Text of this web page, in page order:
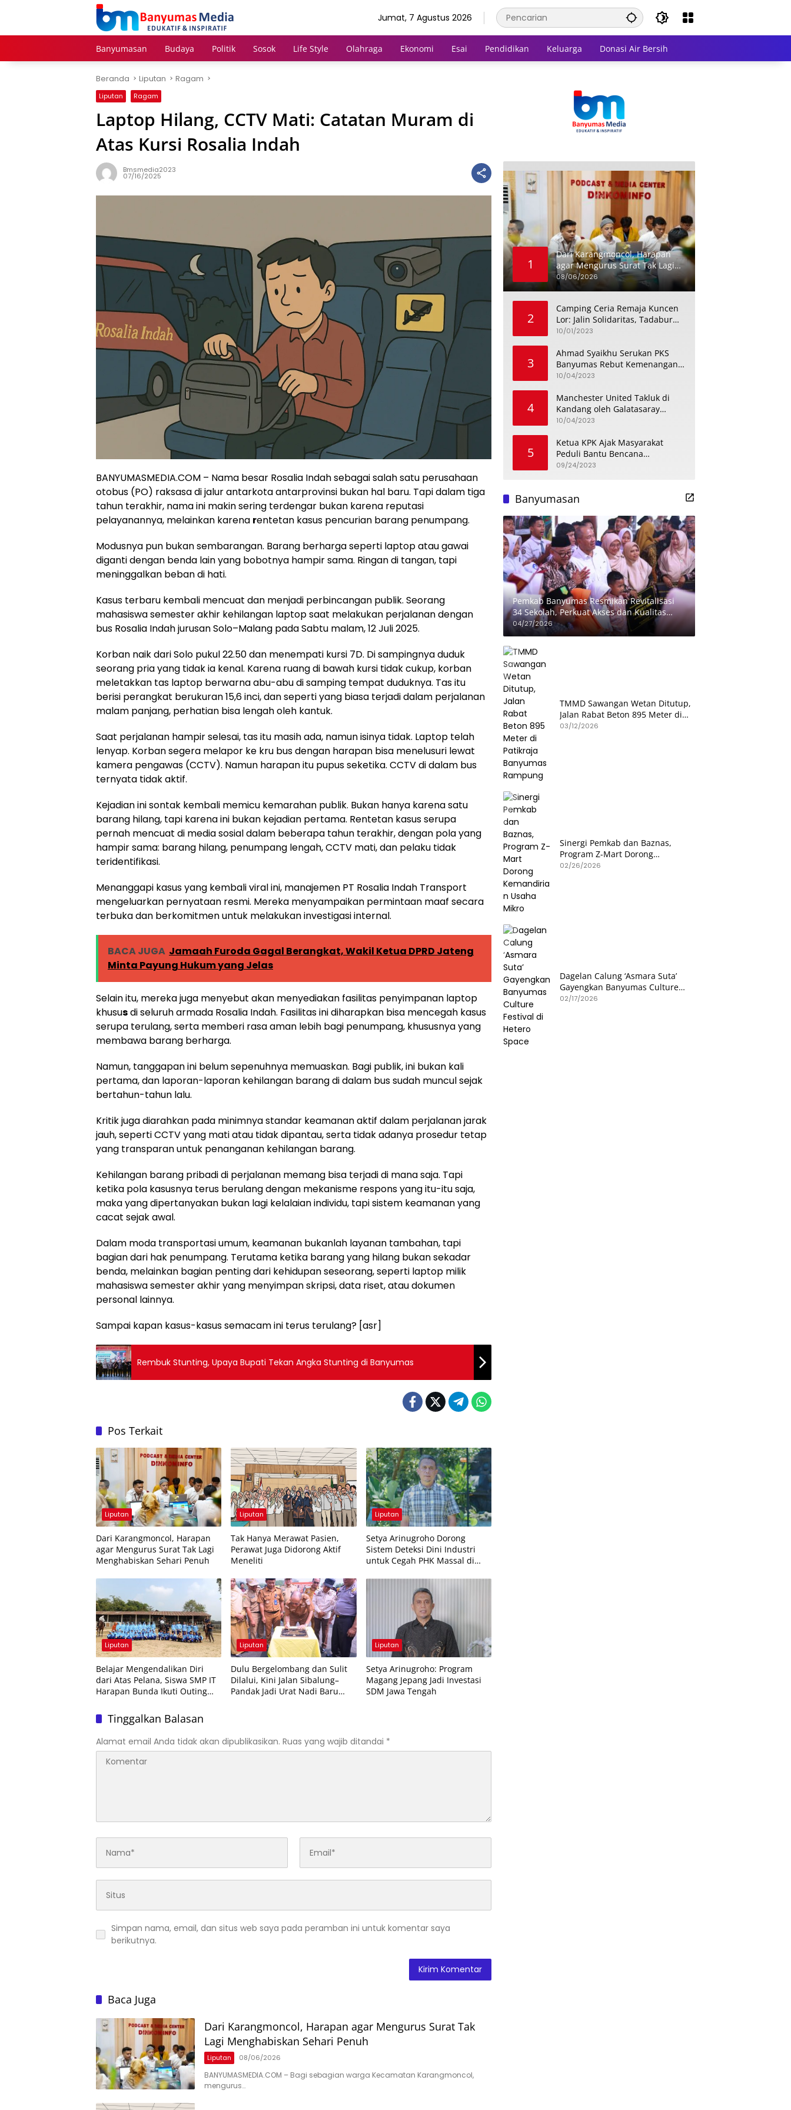
Jumat, 7 Agustus 2026
Banyumasan Budaya Politik Sosok Life Style Olahraga Ekonomi Esai Pendidikan Keluarga Donasi Air Bersih
Beranda Liputan Ragam
Liputan Ragam
Laptop Hilang, CCTV Mati: Catatan Muram di
Atas Kursi Rosalia Indah
Bmsmedia2023
07/16/2025
BANYUMASMEDIA.COM – Nama besar Rosalia Indah sebagai salah satu perusahaan
otobus (PO) raksasa di jalur antarkota antarprovinsi bukan hal baru. Tapi dalam tiga
tahun terakhir, nama ini makin sering terdengar bukan karena reputasi
pelayanannya, melainkan karena rentetan kasus pencurian barang penumpang.
Modusnya pun bukan sembarangan. Barang berharga seperti laptop atau gawai
diganti dengan benda lain yang bobotnya hampir sama. Ringan di tangan, tapi
meninggalkan beban di hati.
Kasus terbaru kembali mencuat dan menjadi perbincangan publik. Seorang
mahasiswa semester akhir kehilangan laptop saat melakukan perjalanan dengan
bus Rosalia Indah jurusan Solo–Malang pada Sabtu malam, 12 Juli 2025.
Korban naik dari Solo pukul 22.50 dan menempati kursi 7D. Di sampingnya duduk
seorang pria yang tidak ia kenal. Karena ruang di bawah kursi tidak cukup, korban
meletakkan tas laptop berwarna abu-abu di samping tempat duduknya. Tas itu
berisi perangkat berukuran 15,6 inci, dan seperti yang biasa terjadi dalam perjalanan
malam panjang, perhatian bisa lengah oleh kantuk.
Saat perjalanan hampir selesai, tas itu masih ada, namun isinya tidak. Laptop telah
lenyap. Korban segera melapor ke kru bus dengan harapan bisa menelusuri lewat
kamera pengawas (CCTV). Namun harapan itu pupus seketika. CCTV di dalam bus
ternyata tidak aktif.
Kejadian ini sontak kembali memicu kemarahan publik. Bukan hanya karena satu
barang hilang, tapi karena ini bukan kejadian pertama. Rentetan kasus serupa
pernah mencuat di media sosial dalam beberapa tahun terakhir, dengan pola yang
hampir sama: barang hilang, penumpang lengah, CCTV mati, dan pelaku tidak
teridentifikasi.
Menanggapi kasus yang kembali viral ini, manajemen PT Rosalia Indah Transport
mengeluarkan pernyataan resmi. Mereka menyampaikan permintaan maaf secara
terbuka dan berkomitmen untuk melakukan investigasi internal.
BACA JUGA Jamaah Furoda Gagal Berangkat, Wakil Ketua DPRD Jateng
Minta Payung Hukum yang Jelas
Selain itu, mereka juga menyebut akan menyediakan fasilitas penyimpanan laptop
khususdi seluruh armada Rosalia Indah. Fasilitas ini diharapkan bisa mencegah kasus
serupa terulang, serta memberi rasa aman lebih bagi penumpang, khususnya yang
membawa barang berharga.
Namun, tanggapan ini belum sepenuhnya memuaskan. Bagi publik, ini bukan kali
pertama, dan laporan-laporan kehilangan barang di dalam bus sudah muncul sejak
bertahun-tahun lalu.
Kritik juga diarahkan pada minimnya standar keamanan aktif dalam perjalanan jarak
jauh, seperti CCTV yang mati atau tidak dipantau, serta tidak adanya prosedur tetap
yang transparan untuk penanganan kehilangan barang.
Kehilangan barang pribadi di perjalanan memang bisa terjadi di mana saja. Tapi
ketika pola kasusnya terus berulang dengan mekanisme respons yang itu-itu saja,
maka yang dipertanyakan bukan lagi kelalaian individu, tapi sistem keamanan yang
cacat sejak awal.
Dalam moda transportasi umum, keamanan bukanlah layanan tambahan, tapi
bagian dari hak penumpang. Terutama ketika barang yang hilang bukan sekadar
benda, melainkan bagian penting dari kehidupan seseorang, seperti laptop milik
mahasiswa semester akhir yang menyimpan skripsi, data riset, atau dokumen
personal lainnya.
Sampai kapan kasus-kasus semacam ini terus terulang? [asr]
Rembuk Stunting, Upaya Bupati Tekan Angka Stunting di Banyumas
Pos Terkait
Liputan
Dari Karangmoncol, Harapan
agar Mengurus Surat Tak Lagi
Menghabiskan Sehari Penuh
Liputan
Tak Hanya Merawat Pasien,
Perawat Juga Didorong Aktif
Meneliti
Liputan
Setya Arinugroho Dorong
Sistem Deteksi Dini Industri
untuk Cegah PHK Massal di
Liputan
Belajar Mengendalikan Diri
dari Atas Pelana, Siswa SMP IT
Harapan Bunda Ikuti Outing
Liputan
Dulu Bergelombang dan Sulit
Dilalui, Kini Jalan Sibalung–
Pandak Jadi Urat Nadi Baru
Liputan
Setya Arinugroho: Program
Magang Jepang Jadi Investasi
SDM Jawa Tengah
Tinggalkan Balasan
Alamat email Anda tidak akan dipublikasikan. Ruas yang wajib ditandai *
Simpan nama, email, dan situs web saya pada peramban ini untuk komentar saya
berikutnya.
Baca Juga
Dari Karangmoncol, Harapan agar Mengurus Surat Tak
Lagi Menghabiskan Sehari Penuh
Liputan 08/06/2026
BANYUMASMEDIA.COM – Bagi sebagian warga Kecamatan Karangmoncol,
mengurus…
1
Dari Karangmoncol, Harapan
agar Mengurus Surat Tak Lagi
Menghabiskan Sehari Penuh
08/06/2026
2
Camping Ceria Remaja Kuncen
Lor: Jalin Solidaritas, Tadabur
Alam, dan Bahas Isu
10/01/2023
3
Ahmad Syaikhu Serukan PKS
Banyumas Rebut Kemenangan
dengan Meneladani Perjuangan
10/04/2023
4
Manchester United Takluk di
Kandang oleh Galatasaray
dalam Aksi Liga Champions
10/04/2023
5
Ketua KPK Ajak Masyarakat
Peduli Bantu Bencana
Kekeringan di Banyumas
09/24/2023
Banyumasan
Pemkab Banyumas Resmikan Revitalisasi
34 Sekolah, Perkuat Akses dan Kualitas
Pendidikan
04/27/2026
TMMD Sawangan Wetan Ditutup,
Jalan Rabat Beton 895 Meter di
Patikraja Banyumas Rampung
03/12/2026
Sinergi Pemkab dan Baznas,
Program Z-Mart Dorong
Kemandirian Usaha Mikro
02/26/2026
Dagelan Calung ‘Asmara Suta’
Gayengkan Banyumas Culture
Festival di Hetero Space
02/17/2026